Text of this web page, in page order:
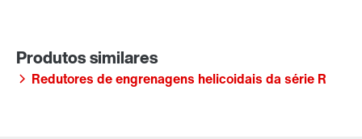
Redutores de engrenagens helicoidais da série R